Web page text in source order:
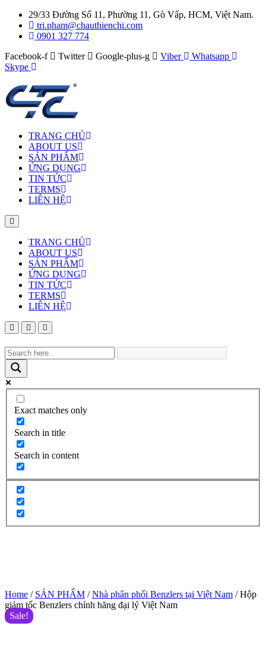
29/33 Đường Số 11, Phường 11, Gò Vấp, HCM, Việt Nam.
tri.pham@chauthienchi.com
0901 327 774
Facebook-f
Twitter Google-plus-g Viber
Whatsapp
Skype
TRANG CHỦ
ABOUT US
SẢN PHẨM
ỨNG DỤNG
TIN TỨC
TERMS
LIÊN HỆ
TRANG CHỦ
ABOUT US
SẢN PHẨM
ỨNG DỤNG
TIN TỨC
TERMS
LIÊN HỆ
Exact matches only
Search in title
Search in content
Home / SẢN PHẨM /Nhà phân phối Benzlers tại Việt Nam / Hộp
giảm tốc Benzlers chính hãng đại lý Việt Nam
Sale!